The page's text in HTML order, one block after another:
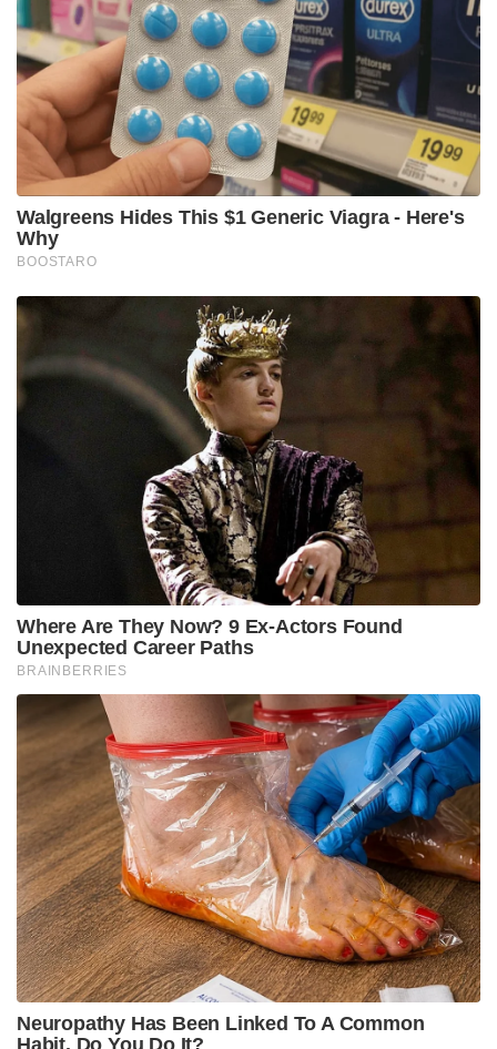
വ്യക്തമാക്കുന്ന തെളിവുകളും അന്വേഷണ സംഘം
കുറ്റപത്രത്തിൽ ഉൾപ്പെടുത്തിയിട്ടുണ്ട്. ഇടത്
പക്ഷത്തിന് സ്വാധീനമുള്ള മേഖലയിൽ വെച്ചായിരുന്നു
സന്യാസിമാർ ക്രൂരമായ മർദ്ദനങ്ങൾക്ക് ഇരയായി
കൊല്ലപ്പെട്ടത്.
Tags: Saints brutally beaten and killed Bail rejected